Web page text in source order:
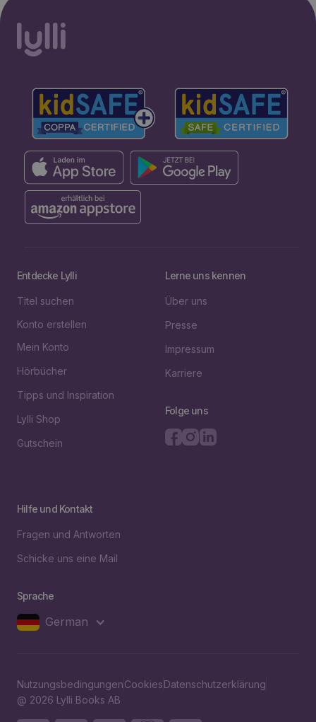
Entdecke Lylli
Titel suchen
Konto erstellen
Mein Konto
Hörbücher
Tipps und Inspiration
Lylli Shop
Gutschein
Lerne uns kennen
Über uns
Presse
Impressum
Karriere
Folge uns
Hilfe und Kontakt
Fragen und Antworten
Schicke uns eine Mail
Sprache
German
NutzungsbedingungenCookiesDatenschutzerklärung
@ 2026 Lylli Books AB